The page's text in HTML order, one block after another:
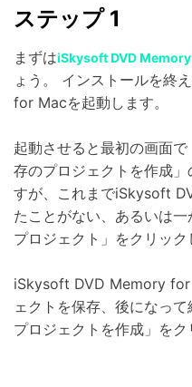
ステップ 1
まずはiSkysoft DVD
ょう。 インストールを終
for Macを起動します。
起動させると最初の画面
存のプロジェクトを作成
すが、これまでiSkysoft
たことがない、あるいは
プロジェクト」をクリック
iSkysoft DVD Memory for
ェクトを保存、後になっ
プロジェクトを作成」をク